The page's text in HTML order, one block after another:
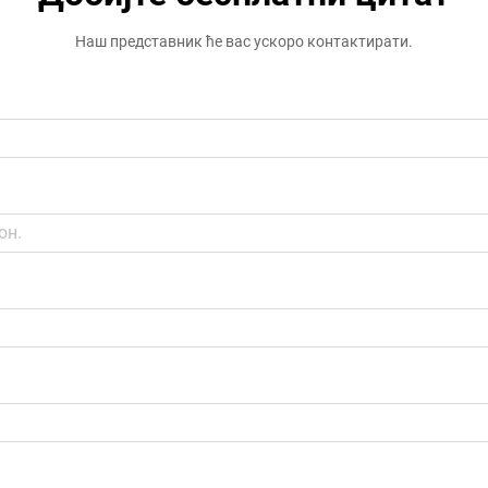
Наш представник ће вас ускоро контактирати.